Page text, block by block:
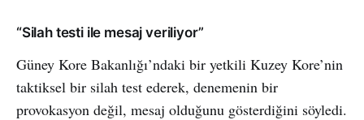
“Silah testi ile mesaj veriliyor”
Güney Kore Bakanlığı’ndaki bir yetkili Kuzey Kore’nin
taktiksel bir silah test ederek, denemenin bir
provokasyon değil, mesaj olduğunu gösterdiğini söyledi.